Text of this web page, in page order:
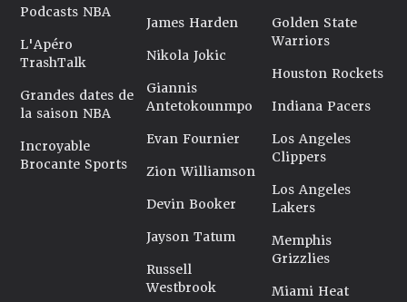
Podcasts NBA
L'Apéro
TrashTalk
Grandes dates de
la saison NBA
Incroyable
Brocante Sports
James Harden
Nikola Jokic
Giannis
Antetokounmpo
Evan Fournier
Zion Williamson
Devin Booker
Jayson Tatum
Russell
Westbrook
Golden State
Warriors
Houston Rockets
Indiana Pacers
Los Angeles
Clippers
Los Angeles
Lakers
Memphis
Grizzlies
Miami Heat